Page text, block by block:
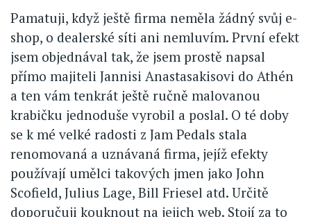
Pamatuji, když ještě firma neměla žádný svůj e-
shop, o dealerské síti ani nemluvím. První efekt
jsem objednával tak, že jsem prostě napsal
přímo majiteli Jannisi Anastasakisovi do Athén
a ten vám tenkrát ještě ručně malovanou
krabičku jednoduše vyrobil a poslal. O té doby
se k mé velké radosti z Jam Pedals stala
renomovaná a uznávaná firma, jejíž efekty
používají umělci takových jmen jako John
Scofield, Julius Lage, Bill Friesel atd. Určitě
doporučuji kouknout na jejich web. Stojí za to